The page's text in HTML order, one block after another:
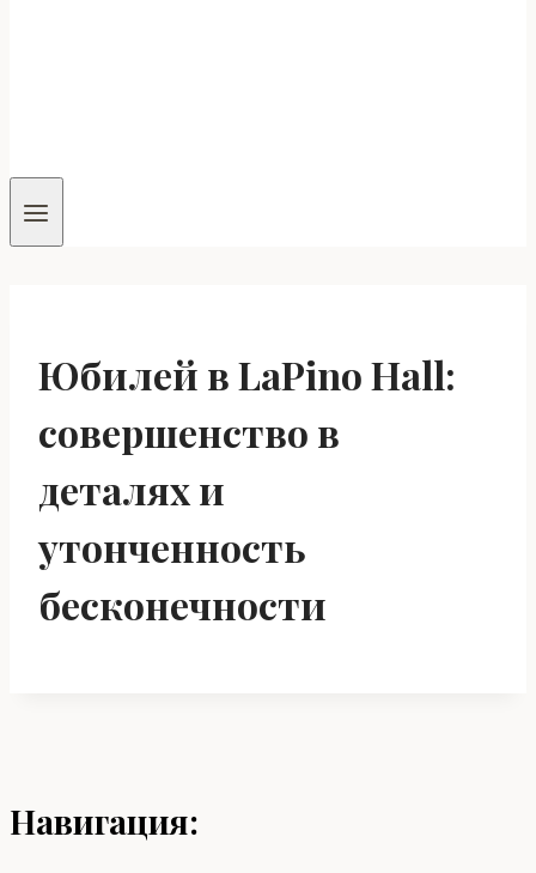
Юбилей в LaPino Hall:
совершенство в
деталях и
утонченность
бесконечности
Навигация: